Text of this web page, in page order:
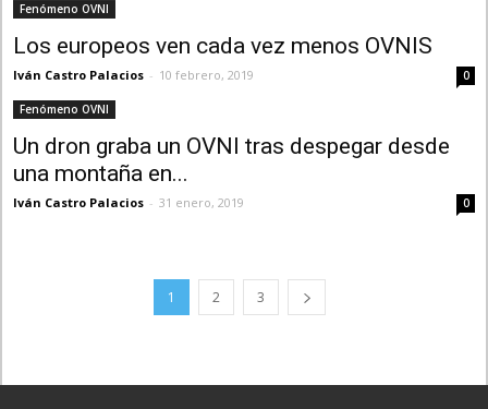
Fenómeno OVNI
Los europeos ven cada vez menos OVNIS
Iván Castro Palacios - 10 febrero, 2019 0
Fenómeno OVNI
Un dron graba un OVNI tras despegar desde
una montaña en...
Iván Castro Palacios - 31 enero, 2019 0
1 2 3